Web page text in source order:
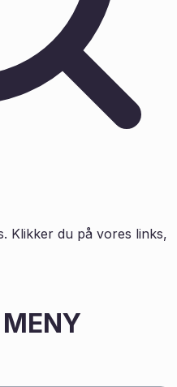
Klikker du på vores links,
MENY